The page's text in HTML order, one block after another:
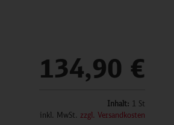
134,90 €
Inhalt: 1 St
inkl. MwSt. zzgl. Versandkosten